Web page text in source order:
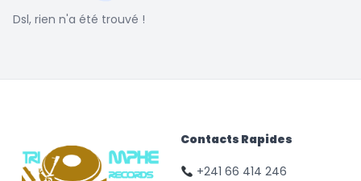
Dsl, rien n'a été trouvé !
Contacts Rapides
+241 66 414 246